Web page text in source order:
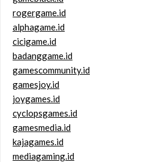
rogergame.id
alphagame.id
cicigame.id
badanggame.id
gamescommunity.id
gamesjoy.id
joygames.id
cyclopsgames.id
gamesmedia.id
kajagames.id
mediagaming.id